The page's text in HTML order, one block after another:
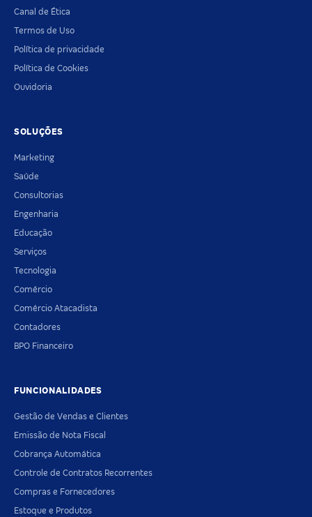
Canal de Ética
Termos de Uso
Política de privacidade
Política de Cookies
Ouvidoria
SOLUÇÕES
Marketing
Saúde
Consultorias
Engenharia
Educação
Serviços
Tecnologia
Comércio
Comércio Atacadista
Contadores
BPO Financeiro
FUNCIONALIDADES
Gestão de Vendas e Clientes
Emissão de Nota Fiscal
Cobrança Automática
Controle de Contratos Recorrentes
Compras e Fornecedores
Estoque e Produtos